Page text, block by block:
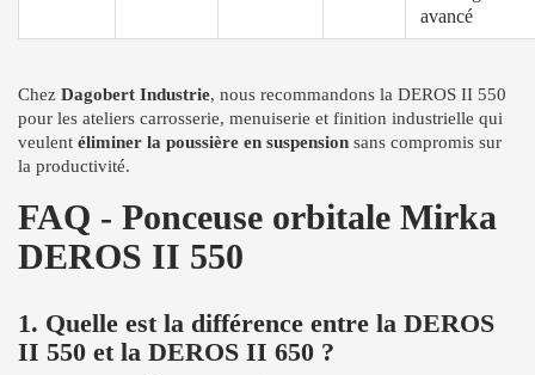
avancé
Chez Dagobert Industrie, nous recommandons la DEROS II 550
pour les ateliers carrosserie, menuiserie et finition industrielle qui
veulent éliminer la poussière en suspension sans compromis sur
la productivité.
FAQ - Ponceuse orbitale Mirka
DEROS II 550
1. Quelle est la différence entre la DEROS
II 550 et la DEROS II 650 ?